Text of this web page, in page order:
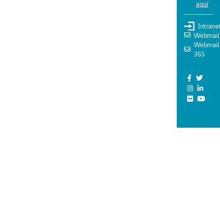
aquí
Webmail
Webmail
365